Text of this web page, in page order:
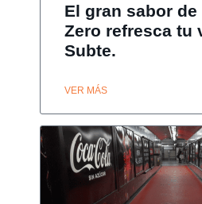
El gran sabor de
Zero refresca tu
Subte.
VER MÁS